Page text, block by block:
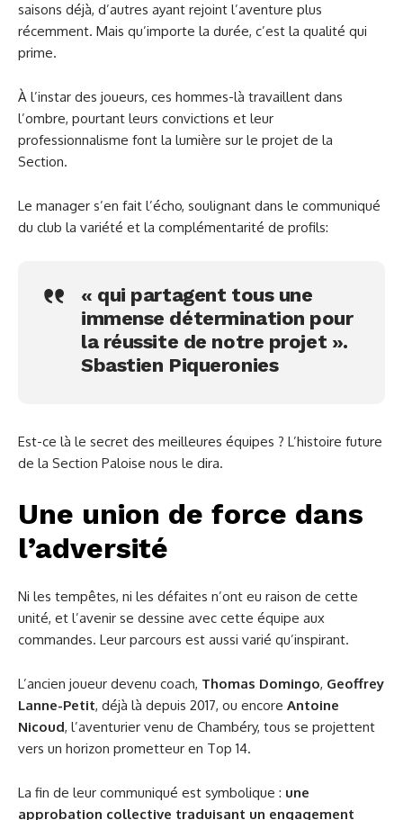
saisons déjà, d’autres ayant rejoint l’aventure plus
récemment. Mais qu’importe la durée, c’est la qualité qui
prime.
À l’instar des joueurs, ces hommes-là travaillent dans
l’ombre, pourtant leurs convictions et leur
professionnalisme font la lumière sur le projet de la
Section.
Le manager s’en fait l’écho, soulignant dans le communiqué
du club la variété et la complémentarité de profils:
« qui partagent tous une
immense détermination pour
la réussite de notre projet ».
Sbastien Piqueronies
Est-ce là le secret des meilleures équipes ? L’histoire future
de la Section Paloise nous le dira.
Une union de force dans
l’adversité
Ni les tempêtes, ni les défaites n’ont eu raison de cette
unité, et l’avenir se dessine avec cette équipe aux
commandes. Leur parcours est aussi varié qu’inspirant.
L’ancien joueur devenu coach, Thomas Domingo, Geoffrey
Lanne-Petit, déjà là depuis 2017, ou encore Antoine
Nicoud, l’aventurier venu de Chambéry, tous se projettent
vers un horizon prometteur en Top 14.
La fin de leur communiqué est symbolique : une
approbation collective traduisant un engagement